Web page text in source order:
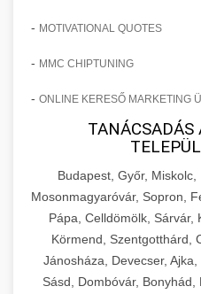
- MOTIVATIONAL QUOTES
- MMC CHIPTUNING
- ONLINE KERESŐ MARKETING
TANÁCSADÁS
Budapest, Győr,
Mosonmagyaróvár, Sopron,
Pápa, Celldömölk, Sárvár,
Körmend, Szentgotthárd,
Jánosháza, Devecser,
Sásd, Dombóvár, Bonyhád,